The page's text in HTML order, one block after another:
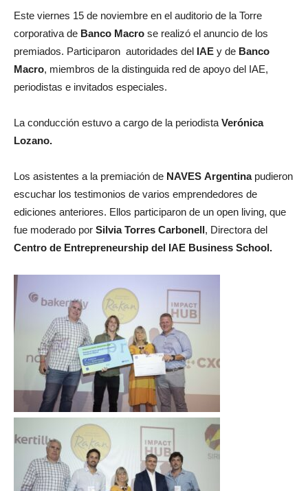
Este viernes 15 de noviembre en el auditorio de la Torre
corporativa de Banco Macro se realizó el anuncio de los
premiados. Participaron autoridades del IAE y de Banco
Macro, miembros de la distinguida red de apoyo del IAE,
periodistas e invitados especiales.
La conducción estuvo a cargo de la periodista Verónica
Lozano.
Los asistentes a la premiación de NAVES Argentina pudieron
escuchar los testimonios de varios emprendedores de
ediciones anteriores. Ellos participaron de un open living, que
fue moderado por Silvia Torres Carbonell, Directora del
Centro de Entrepreneurship del IAE Business School.